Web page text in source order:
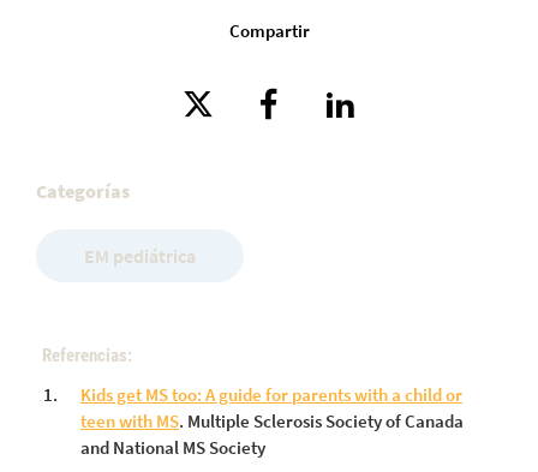
Compartir
Categorías
EM pediátrica
Referencias:
Kids get MS too: A guide for parents with a child or
teen with MS. Multiple Sclerosis Society of Canada
and National MS Society